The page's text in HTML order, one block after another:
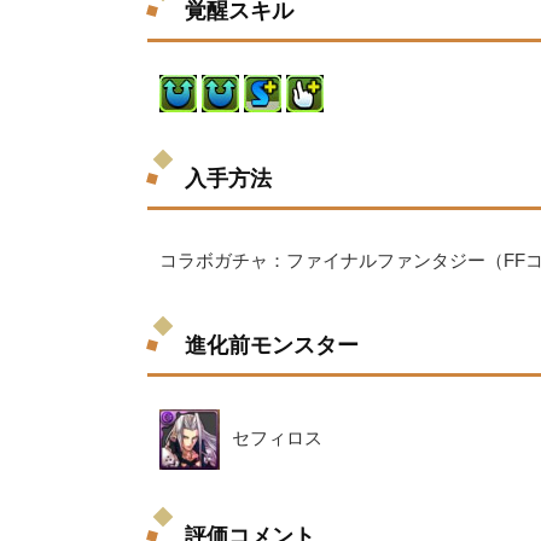
覚醒スキル
入手方法
コラボガチャ：ファイナルファンタジー（FF
進化前モンスター
セフィロス